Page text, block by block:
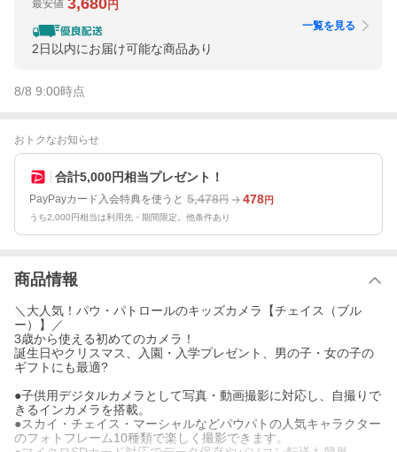
最安値 3,680円
2日以内にお届け可能な商品あり
一覧を見る
8/8 9:00時点
おトクなお知らせ
合計5,000円相当プレゼント！
PayPayカード入会特典を使うと 5,478円 478円
うち2,000円相当は利用先・期間限定。他条件あり
商品情報
＼大人気！パウ・パトロールのキッズカメラ【チェイス（ブル
ー）】／
3歳から使える初めてのカメラ！
誕生日やクリスマス、入園・入学プレゼント、男の子・女の子の
ギフトにも最適?
●子供用デジタルカメラとして写真・動画撮影に対応し、自撮りで
きるインカメラを搭載。
●スカイ・チェイス・マーシャルなどパウパトの人気キャラクター
のフォトフレーム10種類で楽しく撮影できます。